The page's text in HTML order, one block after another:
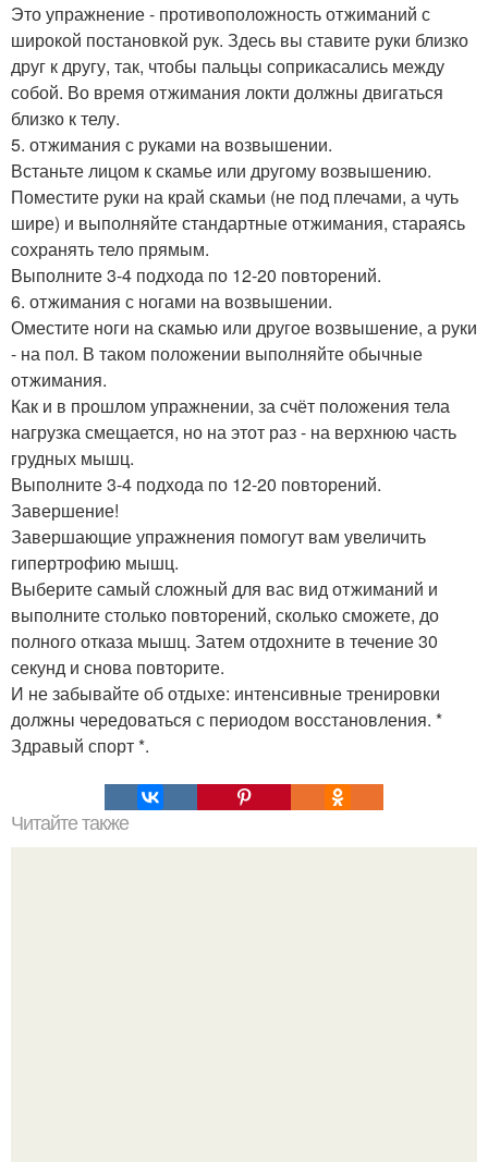
Это упражнение - противоположность отжиманий с
широкой постановкой рук. Здесь вы ставите руки близко
друг к другу, так, чтобы пальцы соприкасались между
собой. Во время отжимания локти должны двигаться
близко к телу.
5. отжимания с руками на возвышении.
Встаньте лицом к скамье или другому возвышению.
Поместите руки на край скамьи (не под плечами, а чуть
шире) и выполняйте стандартные отжимания, стараясь
сохранять тело прямым.
Выполните 3-4 подхода по 12-20 повторений.
6. отжимания с ногами на возвышении.
Оместите ноги на скамью или другое возвышение, а руки
- на пол. В таком положении выполняйте обычные
отжимания.
Как и в прошлом упражнении, за счёт положения тела
нагрузка смещается, но на этот раз - на верхнюю часть
грудных мышц.
Выполните 3-4 подхода по 12-20 повторений.
Завершение!
Завершающие упражнения помогут вам увеличить
гипертрофию мышц.
Выберите самый сложный для вас вид отжиманий и
выполните столько повторений, сколько сможете, до
полного отказа мышц. Затем отдохните в течение 30
секунд и снова повторите.
И не забывайте об отдыхе: интенсивные тренировки
должны чередоваться с периодом восстановления. *
Здравый спорт *.
Читайте также